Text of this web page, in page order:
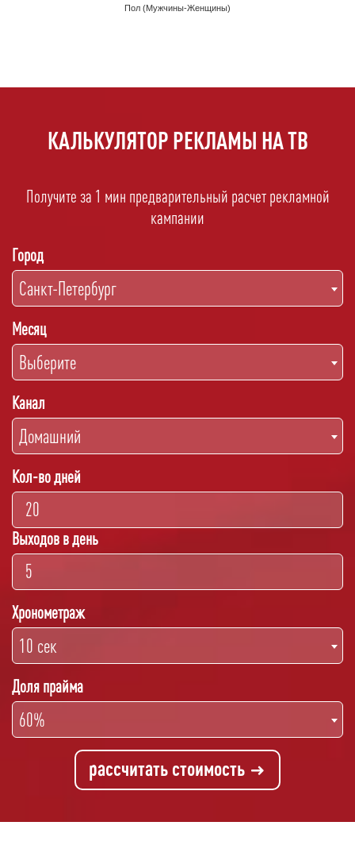
КАЛЬКУЛЯТОР РЕКЛАМЫ НА ТВ
Получите за 1 мин предварительный расчет рекламной
кампании
Город
Санкт-Петербург
Месяц
Выберите
Канал
Домашний
Кол-во дней
Выходов в день
Хронометраж
10 сек
Доля прайма
60%
рассчитать стоимость